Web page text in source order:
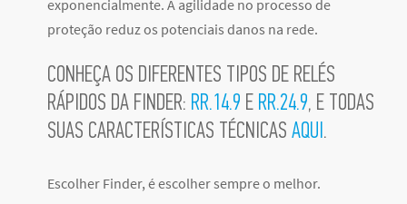
exponencialmente. A agilidade no processo de
proteção reduz os potenciais danos na rede.
CONHEÇA OS DIFERENTES TIPOS DE RELÉS
RÁPIDOS DA FINDER: RR.14.9 E RR.24.9, E TODAS
SUAS CARACTERÍSTICAS TÉCNICAS AQUI.
Escolher Finder, é escolher sempre o melhor.